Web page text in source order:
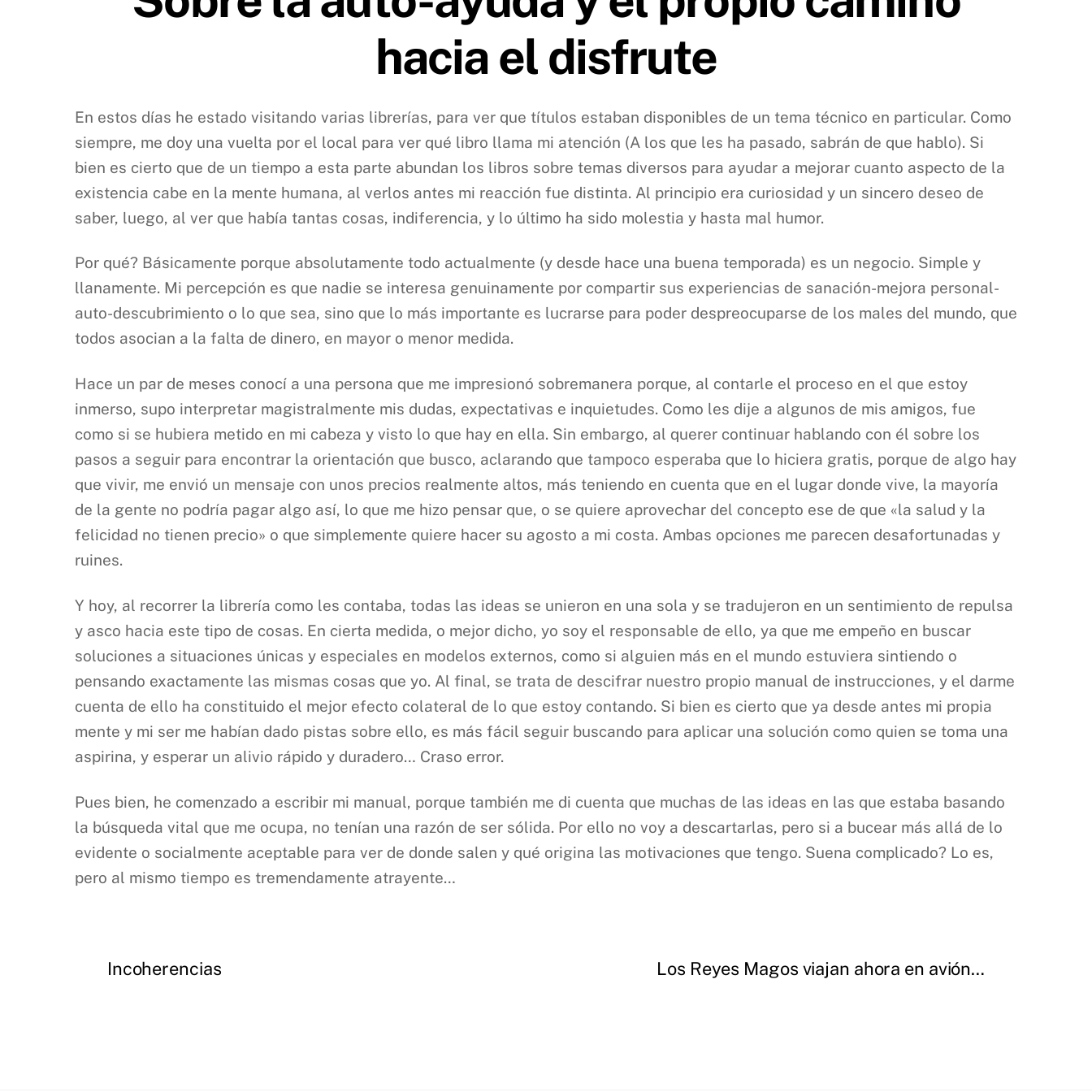
hacia el disfrute
En estos días he estado visitando varias librerías, para ver que títulos estaban disponibles de un tema técnico en particular. Como
siempre, me doy una vuelta por el local para ver qué libro llama mi atención (A los que les ha pasado, sabrán de que hablo). Si
bien es cierto que de un tiempo a esta parte abundan los libros sobre temas diversos para ayudar a mejorar cuanto aspecto de la
existencia cabe en la mente humana, al verlos antes mi reacción fue distinta. Al principio era curiosidad y un sincero deseo de
saber, luego, al ver que había tantas cosas, indiferencia, y lo último ha sido molestia y hasta mal humor.
Por qué? Básicamente porque absolutamente todo actualmente (y desde hace una buena temporada) es un negocio. Simple y
llanamente. Mi percepción es que nadie se interesa genuinamente por compartir sus experiencias de sanación-mejora personal-
auto-descubrimiento o lo que sea, sino que lo más importante es lucrarse para poder despreocuparse de los males del mundo, que
todos asocian a la falta de dinero, en mayor o menor medida.
Hace un par de meses conocí a una persona que me impresionó sobremanera porque, al contarle el proceso en el que estoy
inmerso, supo interpretar magistralmente mis dudas, expectativas e inquietudes. Como les dije a algunos de mis amigos, fue
como si se hubiera metido en mi cabeza y visto lo que hay en ella. Sin embargo, al querer continuar hablando con él sobre los
pasos a seguir para encontrar la orientación que busco, aclarando que tampoco esperaba que lo hiciera gratis, porque de algo hay
que vivir, me envió un mensaje con unos precios realmente altos, más teniendo en cuenta que en el lugar donde vive, la mayoría
de la gente no podría pagar algo así, lo que me hizo pensar que, o se quiere aprovechar del concepto ese de que «la salud y la
felicidad no tienen precio» o que simplemente quiere hacer su agosto a mi costa. Ambas opciones me parecen desafortunadas y
ruines.
Y hoy, al recorrer la librería como les contaba, todas las ideas se unieron en una sola y se tradujeron en un sentimiento de repulsa
y asco hacia este tipo de cosas. En cierta medida, o mejor dicho, yo soy el responsable de ello, ya que me empeño en buscar
soluciones a situaciones únicas y especiales en modelos externos, como si alguien más en el mundo estuviera sintiendo o
pensando exactamente las mismas cosas que yo. Al final, se trata de descifrar nuestro propio manual de instrucciones, y el darme
cuenta de ello ha constituido el mejor efecto colateral de lo que estoy contando. Si bien es cierto que ya desde antes mi propia
mente y mi ser me habían dado pistas sobre ello, es más fácil seguir buscando para aplicar una solución como quien se toma una
aspirina, y esperar un alivio rápido y duradero… Craso error.
Pues bien, he comenzado a escribir mi manual, porque también me di cuenta que muchas de las ideas en las que estaba basando
la búsqueda vital que me ocupa, no tenían una razón de ser sólida. Por ello no voy a descartarlas, pero si a bucear más allá de lo
evidente o socialmente aceptable para ver de donde salen y qué origina las motivaciones que tengo. Suena complicado? Lo es,
pero al mismo tiempo es tremendamente atrayente…
Incoherencias Los Reyes Magos viajan ahora en avión…